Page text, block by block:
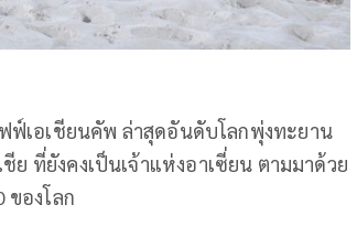
ฟ์เอเชียนคัพ ล่าสุดอันดับโลกพุ่งทะยาน
ย ที่ยังคงเป็นเจ้าแห่งอาเซี่ยน ตามมาด้วย
ของโลก